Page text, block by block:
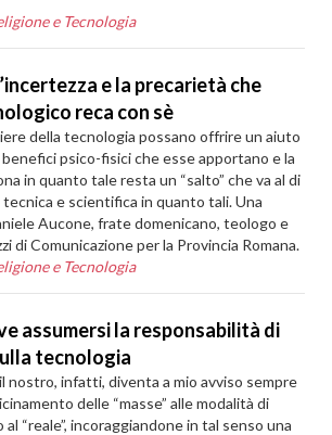
e Tecnologia
e la precarietà che
reca con sè
della tecnologia possano offrire un aiuto
psico-fisici che esse apportano e la
in quanto tale resta un “salto” che va al di
e scientifica in quanto tali. Una
Aucone, frate domenicano, teologo e
di Comunicazione per la Provincia Romana.
e Tecnologia
assumersi la responsabilità di
tecnologia
nostro, infatti, diventa a mio avviso sempre
delle “masse” alle modalità di
“reale”, incoraggiandone in tal senso una